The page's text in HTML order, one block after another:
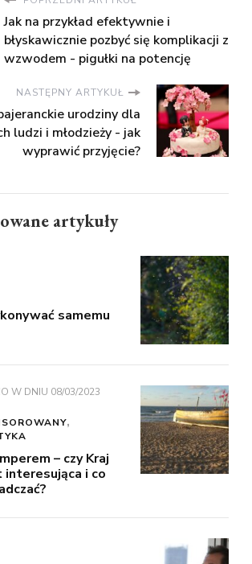
Jak na przykład efektywnie i
błyskawicznie pozbyć się komplikacji z
wzwodem - pigułki na potencję
NASTĘPNY ARTYKUŁ
urodziny dla
ludzi i młodzieży - jak
wyprawić przyjęcie?
artykuły
samemu
W DNIU 08/03/2023
– czy Kraj
interesująca i co